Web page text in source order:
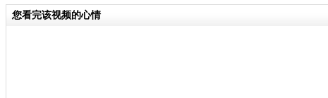
您看完该视频的心情